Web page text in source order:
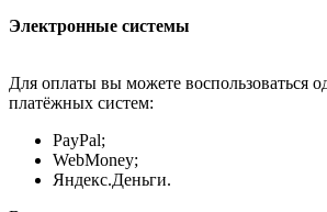
Электронные системы
Для оплаты вы можете воспользоваться
платёжных систем:
PayPal;
WebMoney;
Яндекс.Деньги.